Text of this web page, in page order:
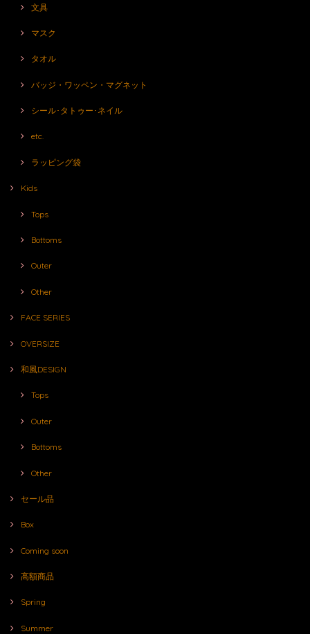
文具
マスク
タオル
バッジ・ワッペン・マグネット
シール･タトゥー･ネイル
etc.
ラッピング袋
Kids
Tops
Bottoms
Outer
Other
FACE SERIES
OVERSIZE
和風DESIGN
Tops
Outer
Bottoms
Other
セール品
Box
Coming soon
高額商品
Spring
Summer